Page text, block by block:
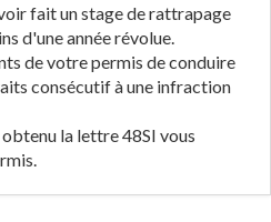
fait un stage de rattrapage
d'une année révolue.
de votre permis de conduire
consécutif à une infraction
la lettre 48SI vous